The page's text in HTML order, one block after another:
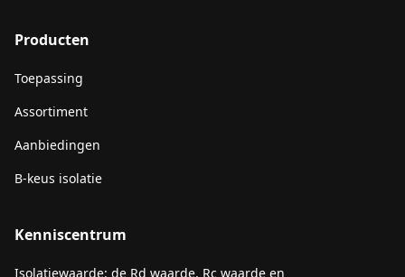
Producten
Toepassing
Assortiment
Aanbiedingen
B-keus isolatie
Kenniscentrum
Isolatiewaarde: de Rd waarde, Rc waarde en